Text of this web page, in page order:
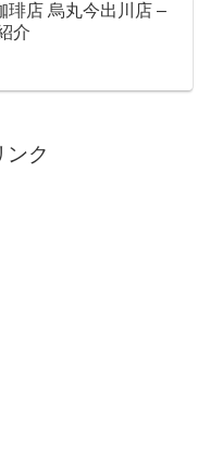
琲店 烏丸今出川店 –
介
ンク